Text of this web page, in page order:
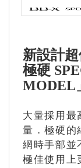
新設計超
極硬
MODEL
大量採用最
量．極硬的
網時手部並
極佳使用上